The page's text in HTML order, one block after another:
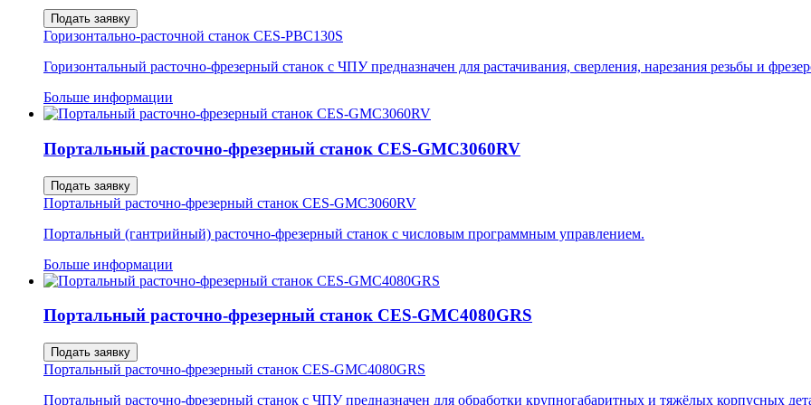
Подать заявку
Горизонтально-расточной станок CES-PBC130S
Горизонтальный расточно-фрезерный станок с ЧПУ предназначен для растачивания, сверления, нарезания резьбы и
Больше информации
Портальный расточно-фрезерный станок CES-GMC3060RV
Подать заявку
Портальный расточно-фрезерный станок CES-GMC3060RV
Портальный (гантрийный) расточно-фрезерный станок с числовым программным управлением.
Больше информации
Портальный расточно-фрезерный станок CES-GMC4080GRS
Подать заявку
Портальный расточно-фрезерный станок CES-GMC4080GRS
Портальный расточно-фрезерный станок с ЧПУ предназначен для обработки крупногабаритных и тяжёлых корпусных